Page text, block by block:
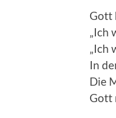
Gott
„Ich
„Ich
In
Die
Gott